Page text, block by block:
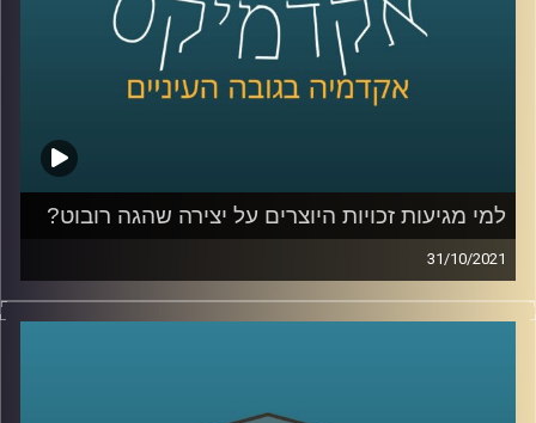
לשיחה עם ד"ר אביב גאון על דיני זכויות היוצרים בעידן הבינה
המלאכותית – לחצו כאן
קרדיט תמונות:AudioVersity
למי מגיעות זכויות היוצרים על יצירה שהגה רובוט?
31/10/2021
רובטים שמייצרים דברים בעצמם! זה נשמע כמו מדע בדיוני
אבל האמת שאת הניצנים של התופעה אפשר לראות כבר